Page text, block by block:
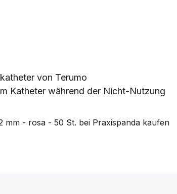
von Terumo
Katheter während der Nicht-Nutzung
mm - rosa - 50 St. bei Praxispanda kaufen